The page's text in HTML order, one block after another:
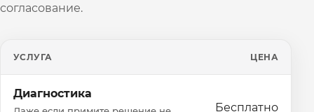
согласование.
УСЛУГА ЦЕНА
Диагностика
Бесплатно